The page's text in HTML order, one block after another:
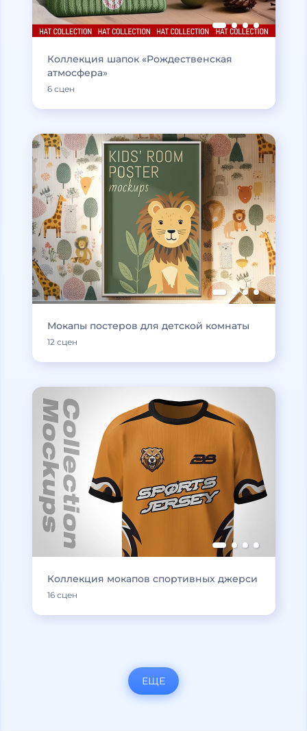
Коллекция шапок «Рождественская
атмосфера»
6 сцен
Мокапы постеров для детской комнаты
12 сцен
Коллекция мокапов спортивных джерси
16 сцен
ЕЩЕ